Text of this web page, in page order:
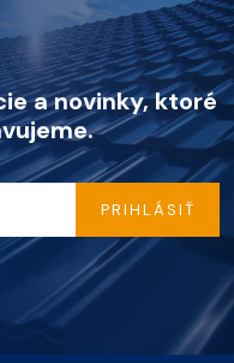
a novinky, ktoré
PRIHLÁSIŤ